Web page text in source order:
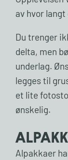
av hvor
Du trenger
delta, men
underlag.
legges til
et lite
ønskelig.
Alpakkaer